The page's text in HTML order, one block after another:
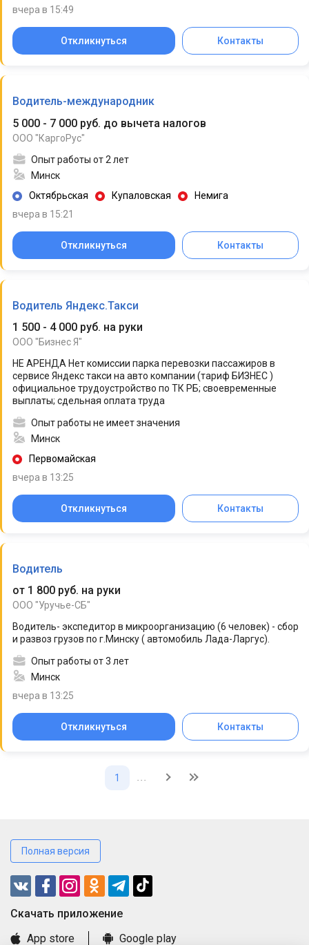
вчера в 15:49
Откликнуться Контакты
Водитель-международник
5 000 - 7 000 руб. до вычета налогов
ООО "КаргоРус"
Опыт работы от 2 лет
Минск
Октябрьская
Купаловская
Немига
вчера в 15:21
Откликнуться Контакты
Водитель Яндекс.Такси
1 500 - 4 000 руб. на руки
ООО "Бизнес Я"
НЕ АРЕНДА Нет комиссии парка перевозки пассажиров в
сервисе Яндекс такси на авто компании (тариф БИЗНЕС )
официальное трудоустройство по ТК РБ; своевременные
выплаты; сдельная оплата труда
Опыт работы не имеет значения
Минск
Первомайская
вчера в 13:25
Откликнуться Контакты
Водитель
от 1 800 руб. на руки
ООО "Уручье-СБ"
Водитель- экспедитор в микроорганизацию (6 человек) - сбор
и развоз грузов по г.Минску ( автомобиль Лада-Ларгус).
Опыт работы от 3 лет
Минск
вчера в 13:25
Откликнуться Контакты
1 ...
Полная версия
Cкачать приложение
App store
Google play